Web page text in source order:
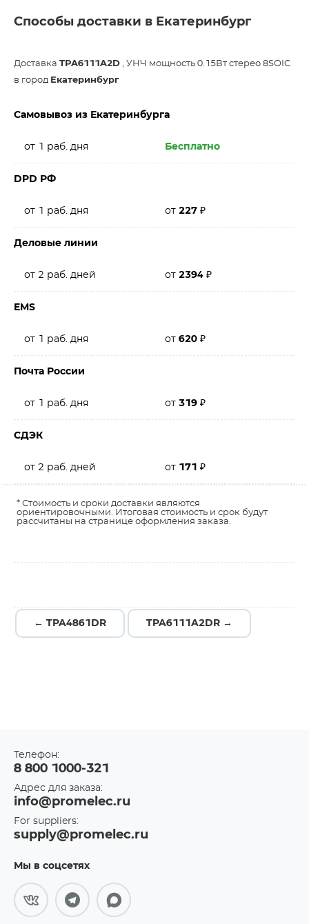
Способы доставки в Екатеринбург
Доставка TPA6111A2D , УНЧ мощность 0.15Вт стерео 8SOIC
в город Екатеринбург
Самовывоз из Екатеринбурга
от 1 раб. дня Бесплатно
DPD РФ
от 1 раб. дня от 227 ₽
Деловые линии
от 2 раб. дней от 2394 ₽
EMS
от 1 раб. дня от 620 ₽
Почта России
от 1 раб. дня от 319 ₽
СДЭК
от 2 раб. дней от 171 ₽
* Стоимость и сроки доставки являются
ориентировочными. Итоговая стоимость и срок будут
рассчитаны на странице оформления заказа.
← TPA4861DR TPA6111A2DR →
Телефон:
8 800 1000-321
Адрес для заказа:
info@promelec.ru
For suppliers:
supply@promelec.ru
Мы в соцсетях